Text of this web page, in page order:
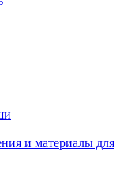
и материалы для